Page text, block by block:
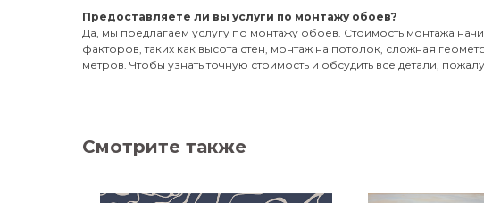
Предоставляете ли вы услуги по монтажу обоев?
Да, мы предлагаем услугу по монтажу обоев. Стоимость монтажа
факторов, таких как высота стен, монтаж на потолок, сложная
метров. Чтобы узнать точную стоимость и обсудить все детали,
Смотрите также